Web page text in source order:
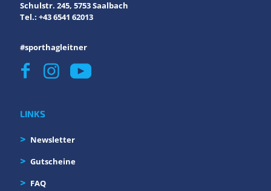
Schulstr. 245, 5753 Saalbach
Tel.: +43 6541 62013
#sporthagleitner
LINKS
Newsletter
Gutscheine
FAQ